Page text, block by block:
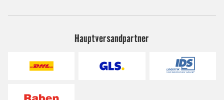
Hauptversandpartner